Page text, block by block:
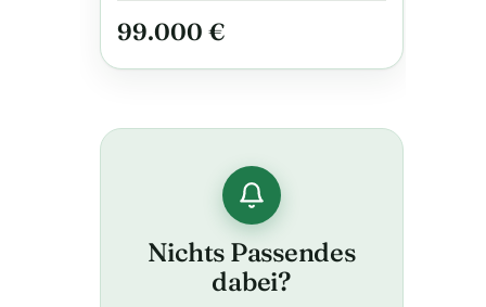
99.000 €
Nichts Passendes
dabei?